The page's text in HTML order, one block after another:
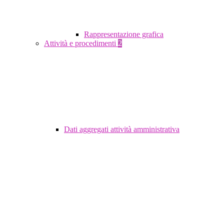
Rappresentazione grafica
Attività e procedimenti 2
Dati aggregati attività amministrativa